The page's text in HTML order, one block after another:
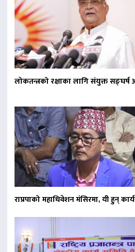
लोकतन्त्रको रक्षाका लागि संयुक्त
राप्रपाको महाधिवेशन मंसिरमा, यी हुन्